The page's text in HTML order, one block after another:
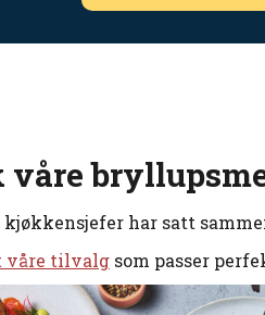
våre
har satt
våre tilvalg som passer